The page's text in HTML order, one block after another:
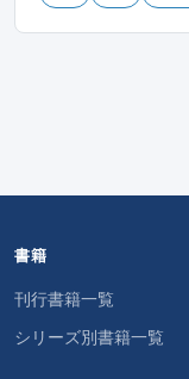
書籍
刊行書籍一覧
シリーズ別書籍一覧